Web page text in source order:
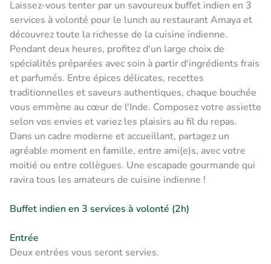
Laissez-vous tenter par un savoureux buffet indien en 3
services à volonté pour le lunch au restaurant Amaya et
découvrez toute la richesse de la cuisine indienne.
Pendant deux heures, profitez d'un large choix de
spécialités préparées avec soin à partir d'ingrédients frais
et parfumés. Entre épices délicates, recettes
traditionnelles et saveurs authentiques, chaque bouchée
vous emmène au cœur de l'Inde. Composez votre assiette
selon vos envies et variez les plaisirs au fil du repas.
Dans un cadre moderne et accueillant, partagez un
agréable moment en famille, entre ami(e)s, avec votre
moitié ou entre collègues. Une escapade gourmande qui
ravira tous les amateurs de cuisine indienne !
Buffet indien en 3 services à volonté (2h)
Entrée
Deux entrées vous seront servies.